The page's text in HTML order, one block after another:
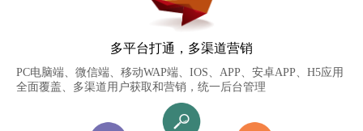
多平台打通，多渠道营销
PC电脑端、微信端、移动WAP端、IOS、APP、安卓APP、H5应用
全面覆盖、多渠道用户获取和营销，统一后台管理